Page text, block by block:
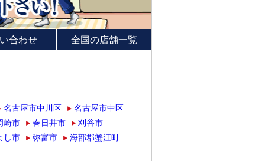
合わせ 全国の店舗一覧
名古屋市中川区
名古屋市中区
崎市
春日井市
刈谷市
し市
弥富市 海部郡蟹江町